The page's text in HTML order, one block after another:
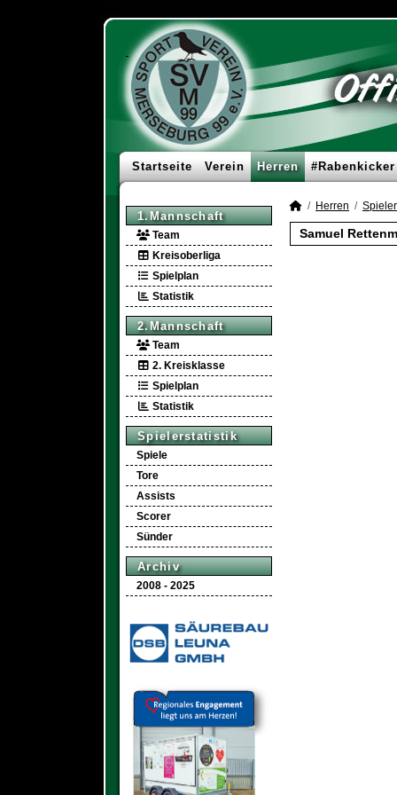
Startseite Verein Herren #Rabenkicker
1.Mannschaft
Team
Kreisoberliga
Spielplan
Statistik
2.Mannschaft
Team
2. Kreisklasse
Spielplan
Statistik
Spielerstatistik
Spiele
Tore
Assists
Scorer
Sünder
Archiv
2008 - 2025
Herren
Samuel